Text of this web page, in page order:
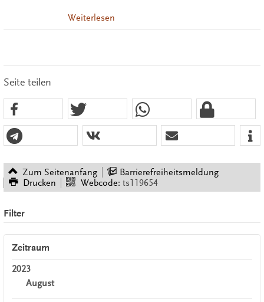
Weiterlesen
Seite teilen
Zum Seitenanfang
Barrierefreiheitsmeldung
Drucken
Webcode: ts119654
Filter
Zeitraum
2023
August